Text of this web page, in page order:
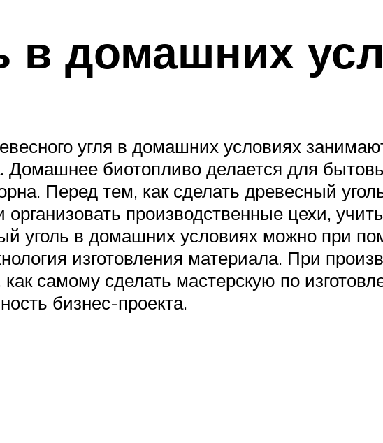
в домашних
угля в домашних условиях
Домашнее биотопливо делается для
Перед тем, как сделать древесный
организовать производственные цехи,
уголь в домашних условиях можно при
изготовления материала. При
самому сделать мастерскую по
бизнес-проекта.